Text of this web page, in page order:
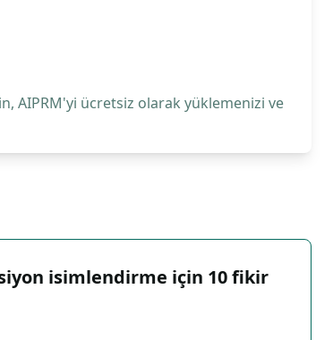
AIPRM'yi ücretsiz olarak yüklemenizi ve
isimlendirme için 10 fikir